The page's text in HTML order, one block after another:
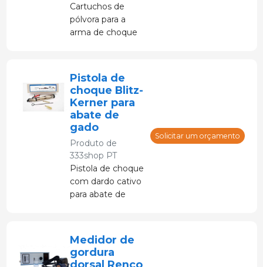
Cartuchos de
pólvora para a
arma de choque
Pistola de
choque Blitz-
Kerner para
abate de
gado
Produto de
333shop PT
Pistola de choque
com dardo cativo
para abate de
o Real Decreto
54/1995, de 20 de
Solicitar um orçamento
Medidor de
gordura
dorsal Renco